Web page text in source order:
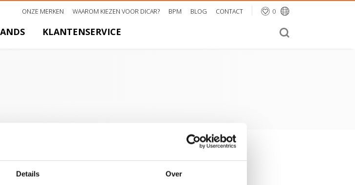
Details Over
ONZE MERKEN WAAROM KIEZEN VOOR DICAR? BPM BLOG CONTACT 0
KLANTENSERVICE